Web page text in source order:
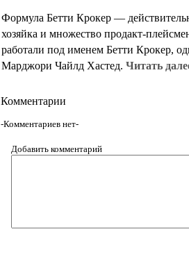
Формула Бетти Крокер —
хозяйка и множество продакт-
работали под именем Бетти Крокер,
Марджори Чайлд Хастед. Читать
Комментарии
-Комментариев нет-
Добавить комментарий